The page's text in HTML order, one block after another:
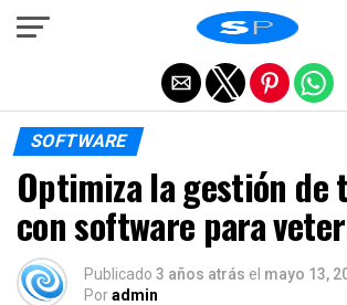
SOFTWARE
Optimiza la gestión de
con software para
Publicado 3 años atrás el mayo 13,
Poradmin
Salir de la versión móvil